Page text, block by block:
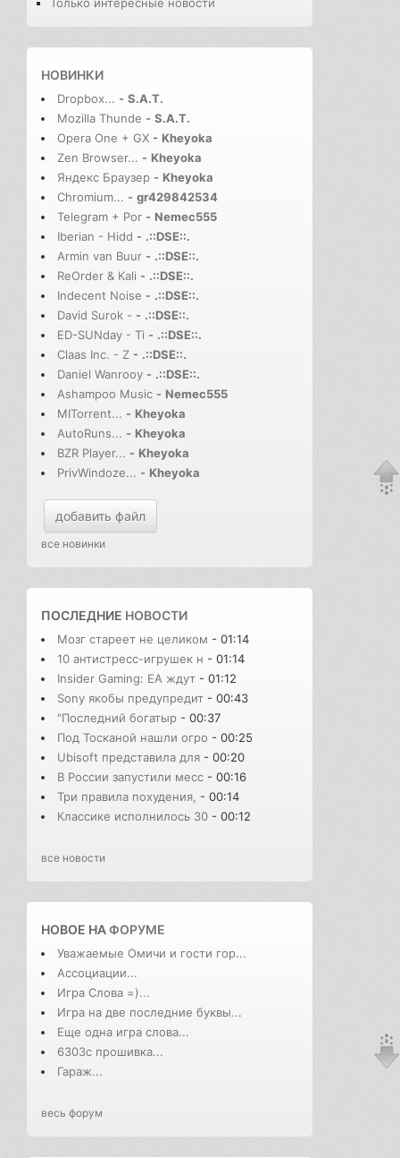
Только интересные новости
НОВИНКИ
Dropbox... - S.A.T.
Mozilla Thunde - S.A.T.
Opera One + GX - Kheyoka
Zen Browser... - Kheyoka
Яндекс Браузер - Kheyoka
Chromium... - gr429842534
Telegram + Por - Nemec555
Iberian - Hidd - .::DSE::.
Armin van Buur - .::DSE::.
ReOrder & Kali - .::DSE::.
Indecent Noise - .::DSE::.
David Surok - - .::DSE::.
ED-SUNday - Ti - .::DSE::.
Claas Inc. - Z - .::DSE::.
Daniel Wanrooy - .::DSE::.
Ashampoo Music - Nemec555
MITorrent... - Kheyoka
AutoRuns... - Kheyoka
BZR Player... - Kheyoka
PrivWindoze... - Kheyoka
добавить файл
все новинки
ПОСЛЕДНИЕ НОВОСТИ
Мозг стареет не целиком - 01:14
10 антистресс-игрушек н - 01:14
Insider Gaming: EA ждут - 01:12
Sony якобы предупредит - 00:43
"Последний богатыр - 00:37
Под Тосканой нашли огро - 00:25
Ubisoft представила для - 00:20
В России запустили месс - 00:16
Три правила похудения, - 00:14
Классике исполнилось 30 - 00:12
все новости
НОВОЕ НАФОРУМЕ
Уважаемые Омичи и гости гор...
Ассоциации...
Игра Слова =)...
Игра на две последние буквы...
Еще одна игра слова...
6303с прошивка...
Гараж...
весь форум